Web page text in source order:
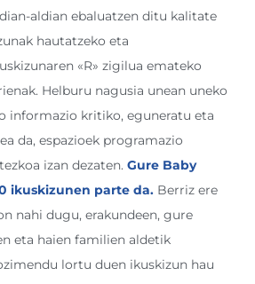
aldian ebaluatzen ditu kalitate
hautatzeko eta
«R» zigilua emateko
Helburu nagusia unean uneko
informazio kritiko, eguneratu eta
da, espazioek programazio
izan dezaten. Gure Baby
ikuskizunen parte da. Berriz ere
nahi dugu, erakundeen, gure
eta haien familien aldetik
lortu duen ikuskizun hau